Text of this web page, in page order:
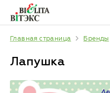
Главная страница Бренды
Лапушка